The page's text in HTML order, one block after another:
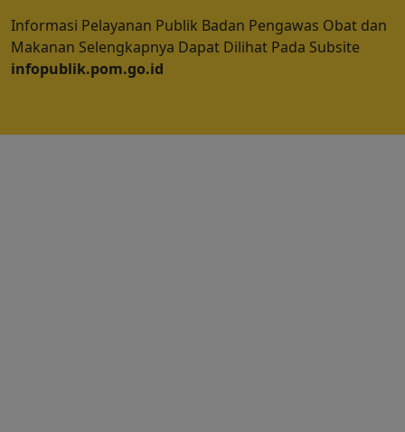
Informasi Pelayanan Publik Badan Pengawas Obat dan
Makanan Selengkapnya Dapat Dilihat Pada Subsite
infopublik.pom.go.id